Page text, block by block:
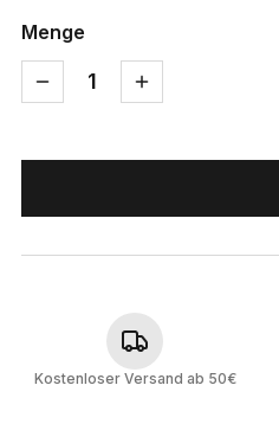
Menge
1
Kostenloser Versand ab 50€